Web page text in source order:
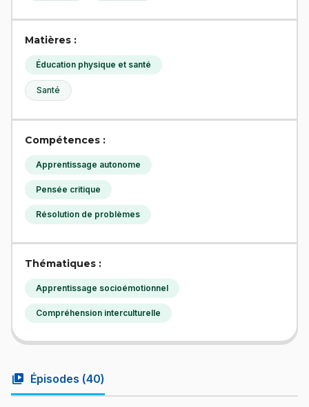
Matières :
Éducation physique et santé
Santé
Compétences :
Apprentissage autonome
Pensée critique
Résolution de problèmes
Thématiques :
Apprentissage socioémotionnel
Compréhension interculturelle
video_library Épisodes (40)